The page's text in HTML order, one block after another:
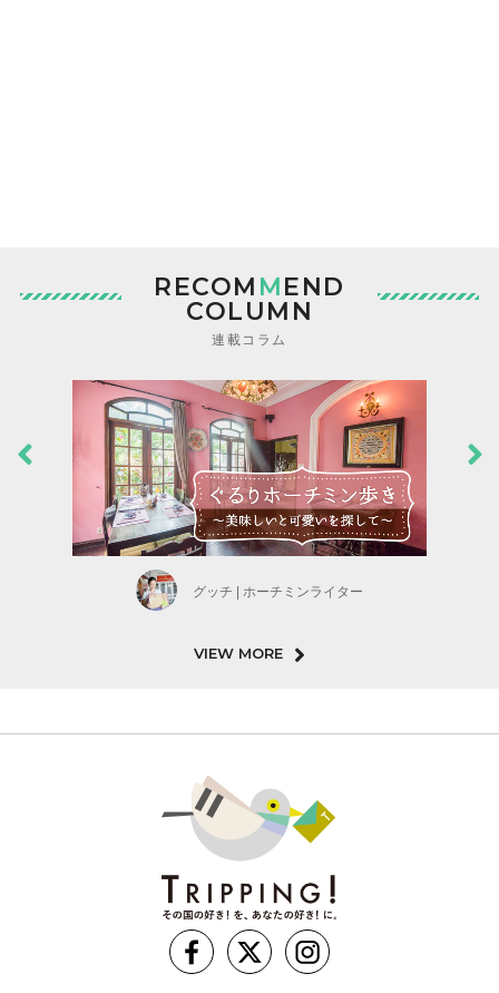
RECOM MEND
COLUMN
連載コラム
グッチ | ホーチミンライター
VIEW MORE